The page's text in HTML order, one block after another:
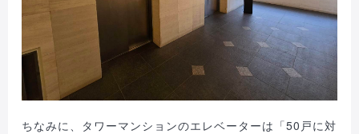
ちなみに、タワーマンションのエレベーターは「50戸に対